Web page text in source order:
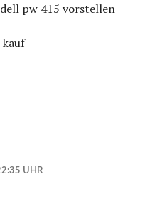
pw 415 vorstellen
kauf
UHR